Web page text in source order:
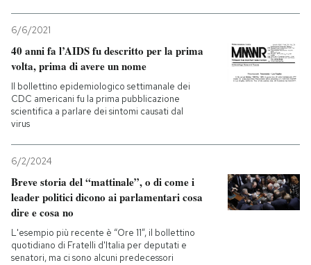
Entra
6/6/2021
40 anni fa l’AIDS fu descritto per la prima
volta, prima di avere un nome
Il bollettino epidemiologico settimanale dei
CDC americani fu la prima pubblicazione
scientifica a parlare dei sintomi causati dal
virus
6/2/2024
Breve storia del “mattinale”, o di come i
leader politici dicono ai parlamentari cosa
dire e cosa no
L'esempio più recente è “Ore 11”, il bollettino
quotidiano di Fratelli d'Italia per deputati e
senatori, ma ci sono alcuni predecessori